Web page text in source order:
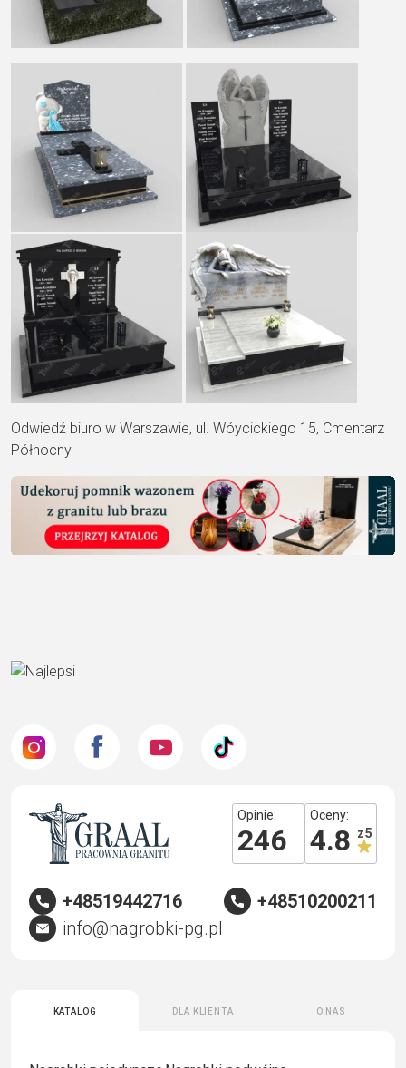
Odwiedź biuro w Warszawie, ul. Wóycickiego 15, Cmentarz
Północny
Katalog Dla klienta O nas
Opinie:
246
Oceny:
4.8 z 5
+48519442716
+48510200211
info@nagrobki-pg.pl